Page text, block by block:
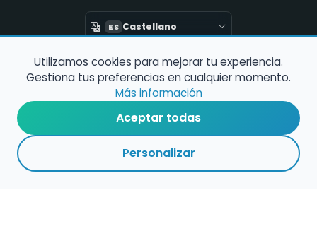
ES Castellano
Encuentra Músico
Buscador de Músicos
Encuentra Pianista Acompañante
Asesoría para músicos y docentes
Utilizamos cookies para mejorar tu experiencia.
Gestiona tus preferencias en cualquier momento.
Más información
Aceptar todas
Personalizar